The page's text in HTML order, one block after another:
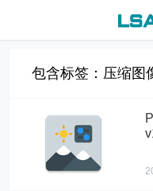
包含标签：压缩图